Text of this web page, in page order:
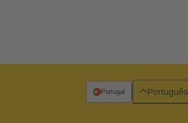
Portugal Português